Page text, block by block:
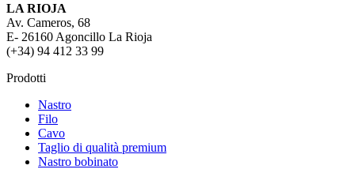
LA RIOJA
Av. Cameros, 68
E- 26160 Agoncillo La Rioja
(+34) 94 412 33 99
Prodotti
Nastro
Filo
Cavo
Taglio di qualità premium
Nastro bobinato